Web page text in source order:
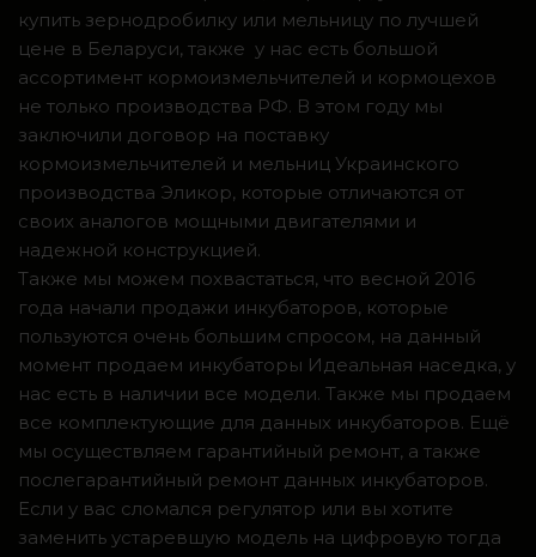
купить зернодробилку или мельницу по лучшей
цене в Беларуси, также у нас есть большой
ассортимент кормоизмельчителей и кормоцехов
не только производства РФ. В этом году мы
заключили договор на поставку
кормоизмельчителей и мельниц Украинского
производства Эликор, которые отличаются от
своих аналогов мощными двигателями и
надежной конструкцией.
Также мы можем похвастаться, что весной 2016
года начали продажи инкубаторов, которые
пользуются очень большим спросом, на данный
момент продаем инкубаторы Идеальная наседка, у
нас есть в наличии все модели. Также мы продаем
все комплектующие для данных инкубаторов. Ещё
мы осуществляем гарантийный ремонт, а также
послегарантийный ремонт данных инкубаторов.
Если у вас сломался регулятор или вы хотите
заменить устаревшую модель на цифровую тогда